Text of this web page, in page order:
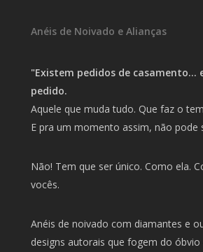
Anéis de Noivado e Alianças
"Existem pedidos de casamento…
pedido.
Aquele que muda tudo. Que faz o
E pra um momento assim, não pode
Não! Tem que ser único. Como ela.
vocês.
Anéis de noivado com diamantes e
designs autorais que fogem do